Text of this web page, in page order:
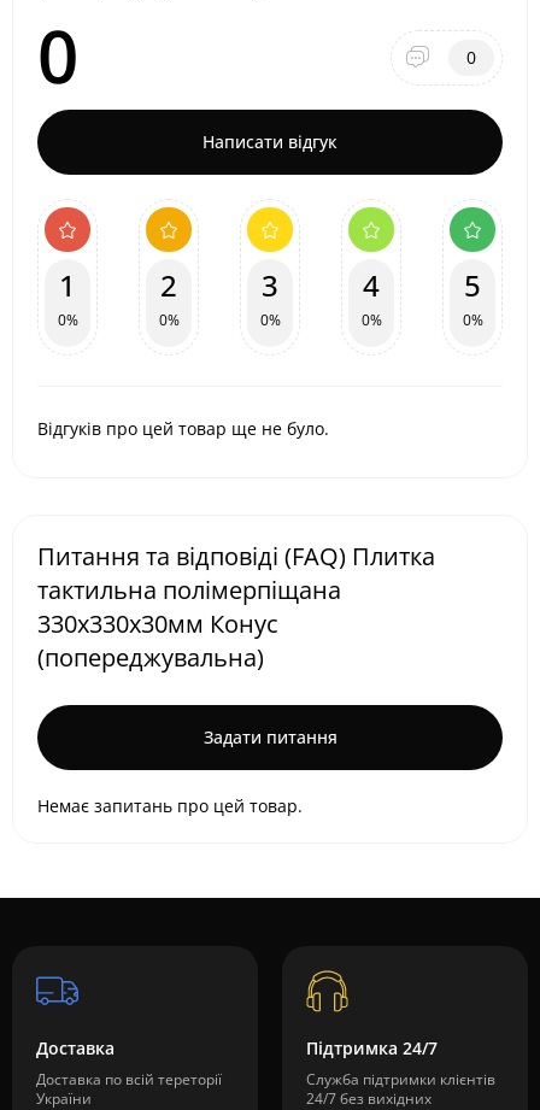
0 0
Написати відгук
1
0%
2
0%
3
0%
4
0%
5
0%
Відгуків про цей товар ще не було.
Питання та відповіді (FAQ) Плитка
тактильна полімерпіщана
330х330х30мм Конус
(попереджувальна)
Задати питання
Немає запитань про цей товар.
Доставка
Доставка по всій тереторії
України
Підтримка 24/7
Служба підтримки клієнтів
24/7 без вихідних